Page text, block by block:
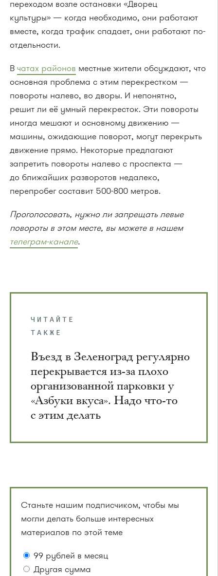
переходом возле остановки «Дворец
культуры» — когда необходимо, они работают
вместе, когда трафик спадает, они работают по-
отдельности.
В чатах районов местные жители обсуждают, что
основная проблема с этим перекрестком —
повороты налево, во дворы. И непонятно,
решит ли её умный перекресток. Эти повороты
иногда мешают и основному движению —
машины, ожидающие поворот, могут перекрыть
движение прямо. Некоторые предлагают
запретить повороты налево с проспекта —
до ближайших разворотов недалеко,
перепробег составит 500-800 метров.
Проголосовать, нужно ли запрещать левые
повороты в этом месте, вы можете в нашем
телеграм-канале.
ЧИТАЙТЕ
ТАКЖЕ
Въезд в Зеленоград регулярно
перекрывается из-за плохо
организованной парковки у
«Азбуки вкуса». Надо что-то
с этим делать
Станьте нашим подписчиком, чтобы мы
могли делать больше интересных
материалов по этой теме
99 рублей в месяц
Другая сумма